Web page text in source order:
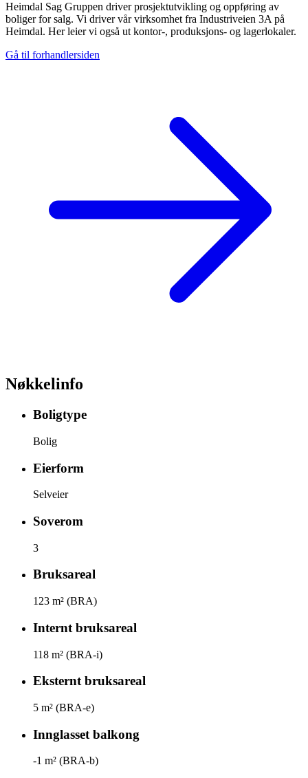
Heimdal Sag Gruppen driver prosjektutvikling og oppføring av
boliger for salg. Vi driver vår virksomhet fra Industriveien 3A på
Heimdal. Her leier vi også ut kontor-, produksjons- og lagerlokaler.
Gå til forhandlersiden
Nøkkelinfo
Boligtype
Bolig
Eierform
Selveier
Soverom
3
Bruksareal
123 m² (BRA)
Internt bruksareal
118 m² (BRA-i)
Eksternt bruksareal
5 m² (BRA-e)
Innglasset balkong
-1 m² (BRA-b)